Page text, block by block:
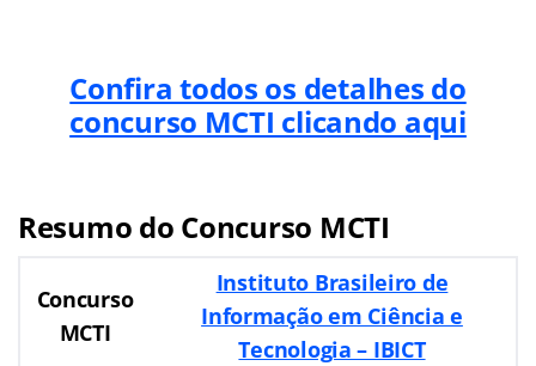
Confira todos os detalhes do
concurso MCTI clicando aqui
Resumo do Concurso MCTI
Concurso
MCTI
Instituto Brasileiro de
Informação em Ciência e
Tecnologia – IBICT